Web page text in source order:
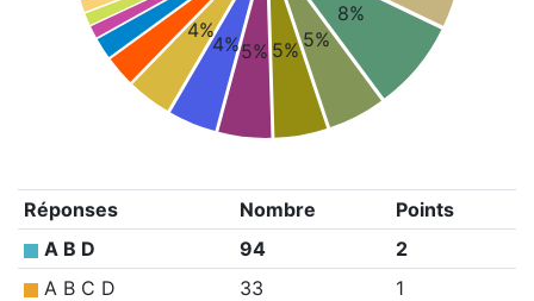
8%
5%
5%
5%
4%
4%
Réponses Nombre
Points
A B D
94
2
A B C D
33
1